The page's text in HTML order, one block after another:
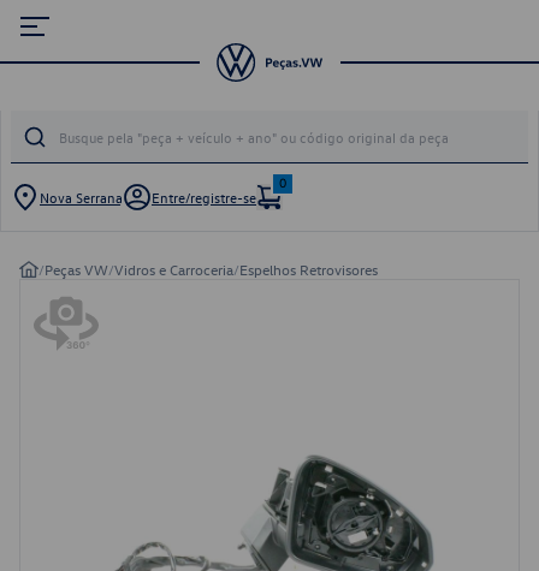
Nova Serrana Entre/registre-se
0
/Peças VW/Vidros e Carroceria/Espelhos Retrovisores